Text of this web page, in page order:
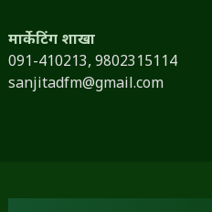
मार्केटिंग शाखा
091-410213, 9802315114
sanjitadfm@gmail.com